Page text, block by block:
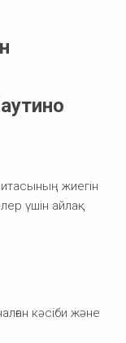
жиегін
үшін айлақ.
кәсіби және